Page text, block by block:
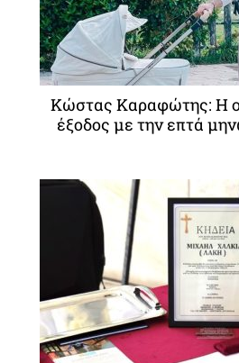
Κώστας Καραφώτης: Η
έξοδος με την επτά